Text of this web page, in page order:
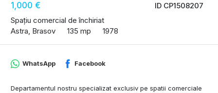
ID CP1508207
1,000 €
Spațiu comercial de închiriat
Astra, Brasov
135 mp 1978
WhatsApp Facebook
Departamentul nostru specializat exclusiv pe spatii comerciale